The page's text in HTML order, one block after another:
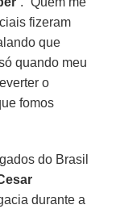
fizeram
que
quando meu
o
fomos
do Brasil
durante a